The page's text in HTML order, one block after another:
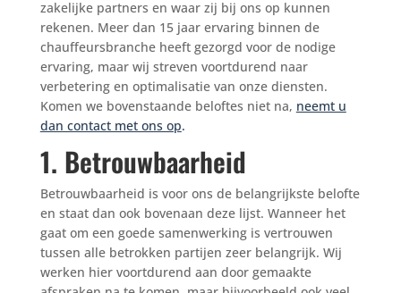
zakelijke partners en waar zij bij ons op kunnen
rekenen. Meer dan 15 jaar ervaring binnen de
chauffeursbranche heeft gezorgd voor de nodige
ervaring, maar wij streven voortdurend naar
verbetering en optimalisatie van onze diensten.
Komen we bovenstaande beloftes niet na, neemt u
dan contact met ons op.
1. Betrouwbaarheid
Betrouwbaarheid is voor ons de belangrijkste belofte
en staat dan ook bovenaan deze lijst. Wanneer het
gaat om een goede samenwerking is vertrouwen
tussen alle betrokken partijen zeer belangrijk. Wij
werken hier voortdurend aan door gemaakte